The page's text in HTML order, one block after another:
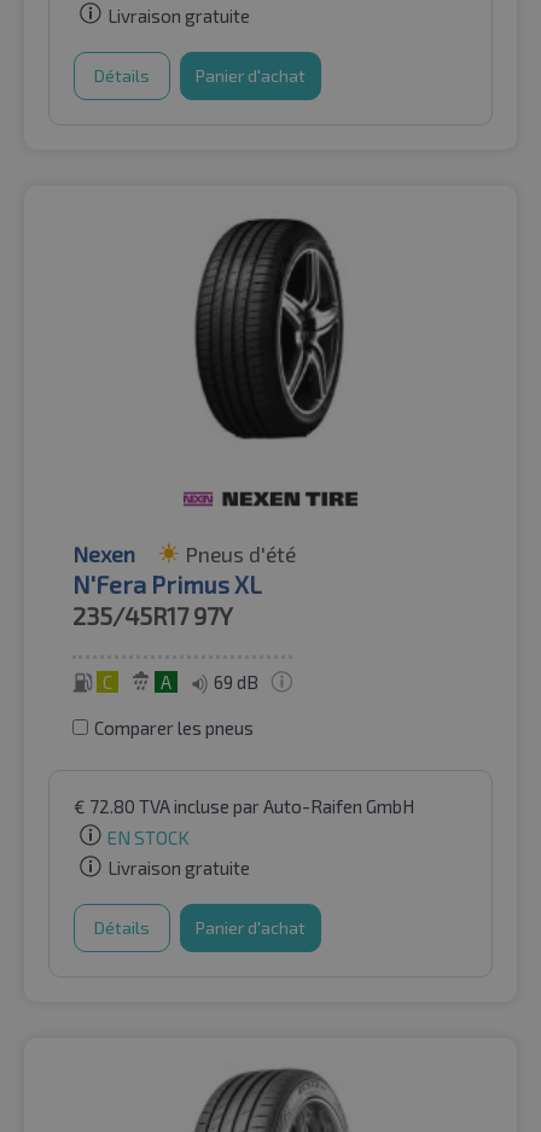
Livraison gratuite
Détails Panier d'achat
Nexen Pneus d'été
N'Fera Primus XL
235/45R17 97Y
C A 69 dB
Comparer les pneus
€ 72.80 TVA incluse par Auto-Raifen GmbH
EN STOCK
Livraison gratuite
Détails Panier d'achat